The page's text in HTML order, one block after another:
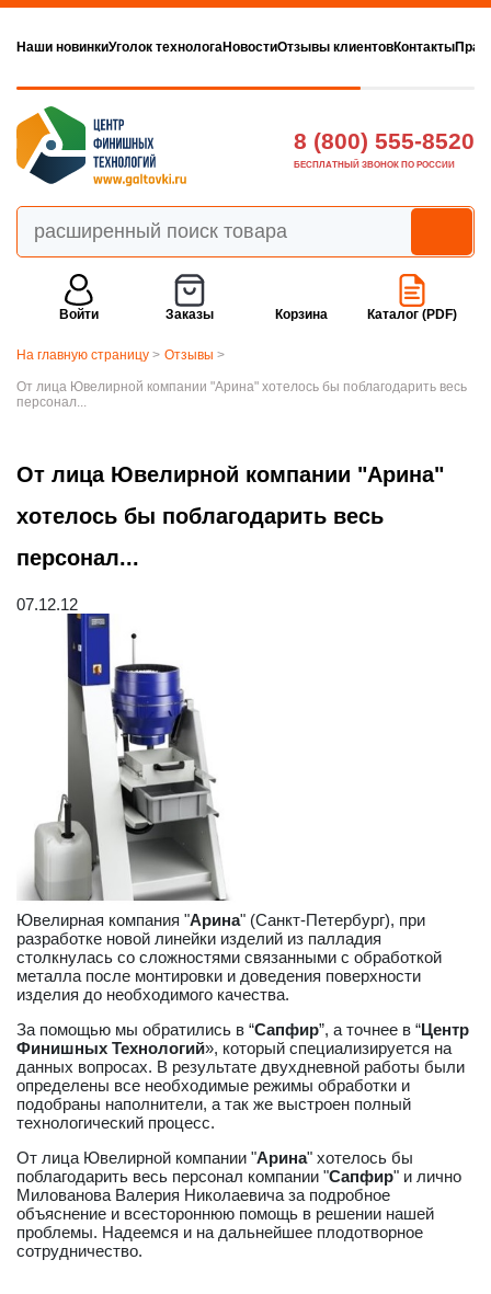
Наши новинкиУголок технологаНовостиОтзывы клиентовКонтакты
8 (800) 555-8520
БЕСПЛАТНЫЙ ЗВОНОК ПО РОССИИ
Войти Заказы Корзина Каталог (PDF)
На главную страницу > Отзывы >
От лица Ювелирной компании "Арина" хотелось бы поблагодарить весь
персонал...
От лица Ювелирной компании "Арина"
хотелось бы поблагодарить весь
персонал...
07.12.12
Ювелирная компания "Арина" (Санкт-Петербург), при
разработке новой линейки изделий из палладия
столкнулась со сложностями связанными с обработкой
металла после монтировки и доведения поверхности
изделия до необходимого качества.
За помощью мы обратились в “Сапфир”, а точнее в “Центр
Финишных Технологий», который специализируется на
данных вопросах. В результате двухдневной работы были
определены все необходимые режимы обработки и
подобраны наполнители, а так же выстроен полный
технологический процесс.
От лица Ювелирной компании "Арина" хотелось бы
поблагодарить весь персонал компании "Сапфир" и лично
Милованова Валерия Николаевича за подробное
объяснение и всестороннюю помощь в решении нашей
проблемы. Надеемся и на дальнейшее плодотворное
сотрудничество.